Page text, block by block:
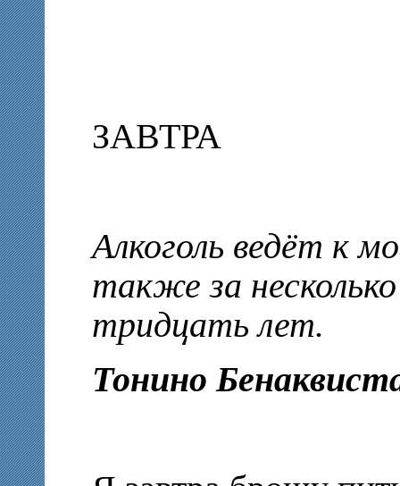
ЗАВТРА
Алкоголь ведёт к
также за
тридцать лет.
Тонино